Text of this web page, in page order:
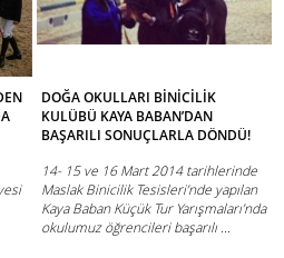
DOĞA OKULLARI BİNİCİLİK
KULÜBÜ KAYA BABAN’DAN
BAŞARILI SONUÇLARLA DÖNDÜ!
14- 15 ve 16 Mart 2014 tarihlerinde
Maslak Binicilik Tesisleri’nde yapılan
Kaya Baban Küçük Tur Yarışmaları’nda
okulumuz öğrencileri başarılı ...